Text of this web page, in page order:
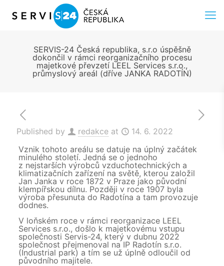
SERVIS-24 Česká republika, s.r.o úspěšně
dokončil v rámci reorganizačního procesu
majetkové převzetí LEEL Services s.r.o.,
průmyslový areál (dříve JANKA RADOTÍN)
Published by redakce at
14. 6. 2022
Vznik tohoto areálu se datuje na úplný začátek
minulého století. Jedná se o jednoho
z nejstarších výrobců vzduchotechnických a
klimatizačních zařízení na světě, kterou založil
Jan Janka v roce 1872 v Praze jako původní
klempířskou dílnu. Později v roce 1907 byla
výroba přesunuta do Radotína a tam provozuje
dodnes.
V loňském roce v rámci reorganizace LEEL
Services s.r.o., došlo k majetkovému vstupu
společnosti Servis-24, který v dubnu 2022
společnost přejmenoval na IP Radotín s.r.o.
(Industrial park) a tím se už úplně odloučil od
původního majitele.